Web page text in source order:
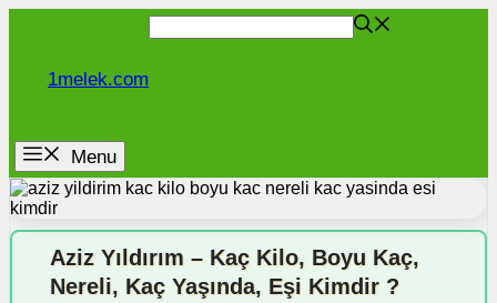
1melek.com
Menu
Aziz Yıldırım – Kaç Kilo, Boyu Kaç,
Nereli, Kaç Yaşında, Eşi Kimdir ?